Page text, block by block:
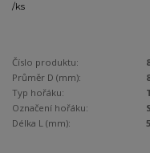
/ks
Číslo produktu:
Průměr D (mm):
Typ hořáku:
Označení hořáku:
Délka L (mm):